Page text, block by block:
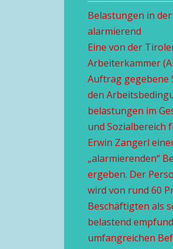
Belastungen in
alarmierend
Eine von der
Arbeiterkammer
Auftrag gegebene
den
belastungen im
und Sozialbereich
Erwin Zangerl
„alarmierenden“
ergeben. Der
wird von rund 60
Beschäftigten als
belastend
umfangreichen